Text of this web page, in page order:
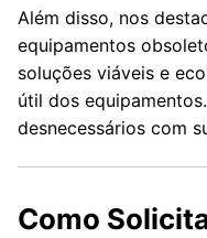
Além disso, nos
equipamentos
soluções viáveis e
útil dos
desnecessários com
Como